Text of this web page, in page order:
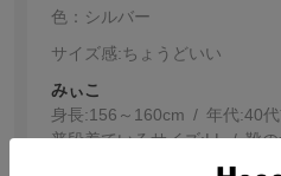
色：シルバー
サイズ感:ちょうどいい
みぃこ
身長:156～160cm 年代:40
普段着ているサイズ:LL 靴